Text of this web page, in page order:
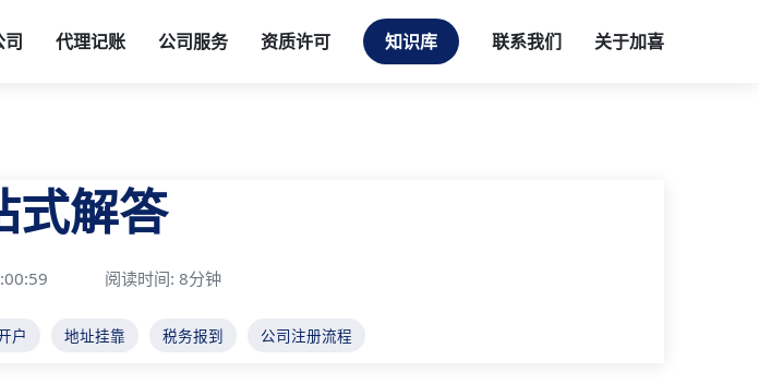
司 代理记账 公司服务 资质许可 知识库 联系我们 关于加喜
式解答
阅读时间: 8分钟
户 地址挂靠 税务报到 公司注册流程